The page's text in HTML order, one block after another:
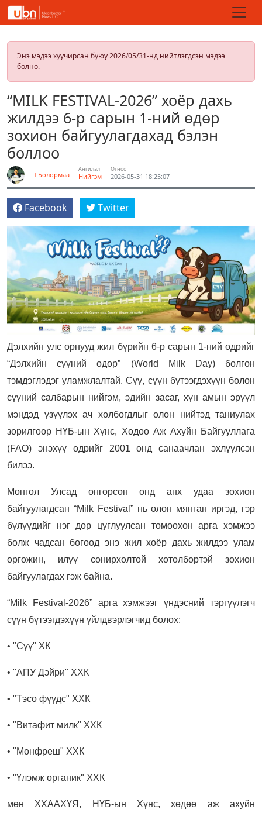
Энэ мэдээ хуучирсан буюу 2026/05/31-нд нийтлэгдсэн мэдээ
болно.
“MILK FESTIVAL-2026” хоёр дахь
жилдээ 6-р сарын 1-ний өдөр
зохион байгуулагдахад бэлэн
боллоо
Т.Болормаа
Ангилал
Нийгэм
Огноо
2026-05-31 18:25:07
Facebook Twitter
Дэлхийн улс орнууд жил бүрийн 6-р сарын 1-ний өдрийг
“Дэлхийн сүүний өдөр” (World Milk Day) болгон
тэмдэглэдэг уламжлалтай. Сүү, сүүн бүтээгдэхүүн болон
сүүний салбарын нийгэм, эдийн засаг, хүн амын эрүүл
мэндэд үзүүлэх ач холбогдлыг олон нийтэд таниулах
зорилгоор НҮБ-ын Хүнс, Хөдөө Аж Ахуйн Байгууллага
(FAO) энэхүү өдрийг 2001 онд санаачлан эхлүүлсэн
билээ.
Монгол Улсад өнгөрсөн онд анх удаа зохион
байгуулагдсан “Milk Festival” нь олон мянган иргэд, гэр
бүлүүдийг нэг дор цуглуулсан томоохон арга хэмжээ
болж чадсан бөгөөд энэ жил хоёр дахь жилдээ улам
өргөжин, илүү сонирхолтой хөтөлбөртэй зохион
байгуулагдах гэж байна.
“Milk Festival-2026” арга хэмжээг үндэсний тэргүүлэгч
сүүн бүтээгдэхүүн үйлдвэрлэгчид болох:
• "Сүү" ХК
• "АПУ Дэйри" ХХК
• "Тэсо фүүдс" ХХК
• "Витафит милк" ХХК
• "Монфреш" ХХК
• "Үлэмж органик" ХХК
мөн ХХААХҮЯ, НҮБ-ын Хүнс, хөдөө аж ахуйн